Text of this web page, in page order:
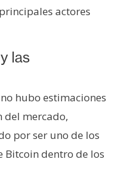
actores
y las
hubo estimaciones
del mercado,
por ser uno de los
Bitcoin dentro de los